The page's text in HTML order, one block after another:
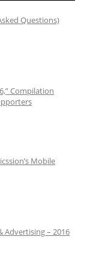
Questions)
Compilation
Mobile
Advertising – 2016